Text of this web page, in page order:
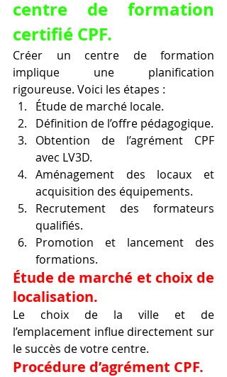
centre de formation
certifié CPF.
Créer un centre de formation
implique une planification
rigoureuse. Voici les étapes :
Étude de marché locale.
Définition de l’offre pédagogique.
Obtention de l’agrément CPF
avec LV3D.
Aménagement des locaux et
acquisition des équipements.
Recrutement des formateurs
qualifiés.
Promotion et lancement des
formations.
Étude de marché et choix de
localisation.
Le choix de la ville et de
l’emplacement influe directement sur
le succès de votre centre.
Procédure d’agrément CPF.